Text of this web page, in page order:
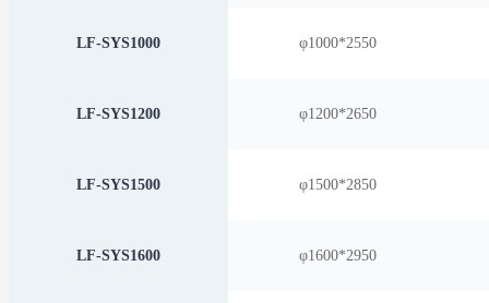
LF-SYS1000 φ1000*2550
LF-SYS1200 φ1200*2650
LF-SYS1500 φ1500*2850
LF-SYS1600 φ1600*2950